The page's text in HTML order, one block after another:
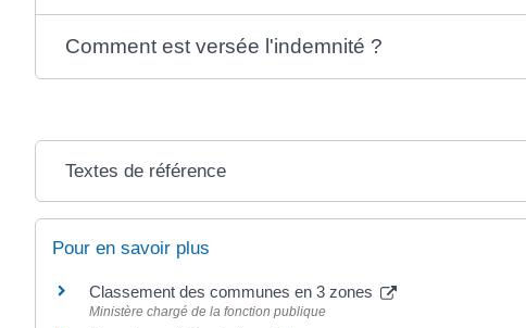
Comment est versée l'indemnité ?
Textes de référence
Pour en savoir plus
Classement des communes en 3 zones
Ministère chargé de la fonction publique